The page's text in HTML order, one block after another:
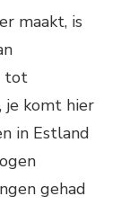
maakt, is
tot
je komt hier
in Estland
gehad